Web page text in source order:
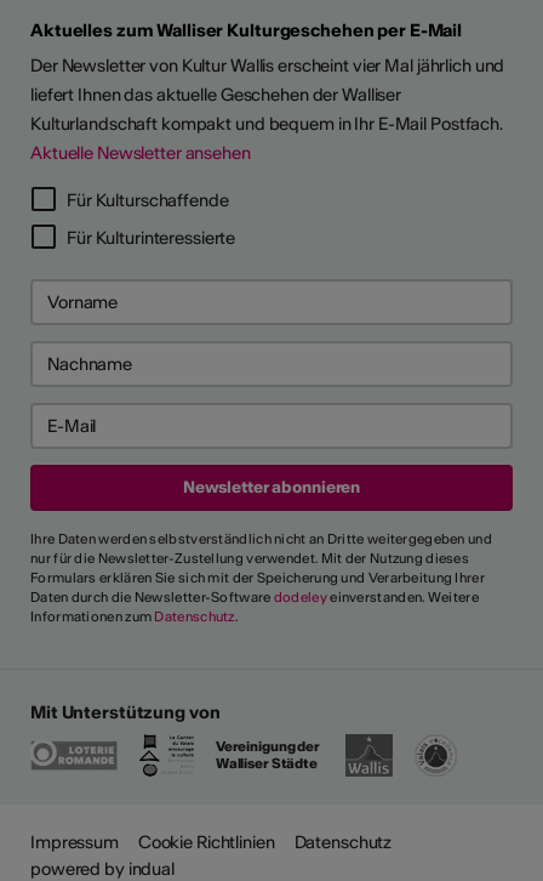
Aktuelles zum Walliser Kulturgeschehen per E-Mail
Der Newsletter von Kultur Wallis erscheint vier Mal jährlich und
liefert Ihnen das aktuelle Geschehen der Walliser
Kulturlandschaft kompakt und bequem in Ihr E-Mail Postfach.
Aktuelle Newsletter ansehen
Für Kulturschaffende
Für Kulturinteressierte
Ihre Daten werden selbstverständlich nicht an Dritte weitergegeben und
nur für die Newsletter-Zustellung verwendet. Mit der Nutzung dieses
Formulars erklären Sie sich mit der Speicherung und Verarbeitung Ihrer
Daten durch die Newsletter-Software dodeleyeinverstanden. Weitere
Informationen zum Datenschutz.
Mit Unterstützung von
Vereinigung der
Walliser Städte
Impressum Cookie Richtlinien
Datenschutz
powered by indual